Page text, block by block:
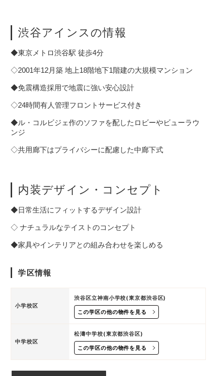
渋谷アインスの情報
◆東京メトロ渋谷駅 徒歩4分
◇2001年12月築 地上18階地下1階建の大規模マンション
◆免震構造採用で地震に強い安心設計
◇24時間有人管理フロントサービス付き
◆ル・コルビジェ作のソファを配したロビーやビューラウ
ンジ
◇共用廊下はプライバシーに配慮した中廊下式
内装デザイン・コンセプト
◆日常生活にフィットするデザイン設計
◇ ナチュラルなテイストのコンセプト
◆家具やインテリアとの組み合わせを楽しめる
学区情報
小学校区
渋谷区立神南小学校(東京都渋谷区)
この学区の他の物件を見る
中学校区
松濤中学校(東京都渋谷区)
この学区の他の物件を見る